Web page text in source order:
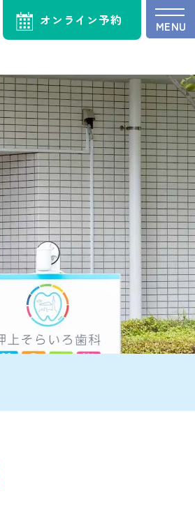
オンライン予約 MENU